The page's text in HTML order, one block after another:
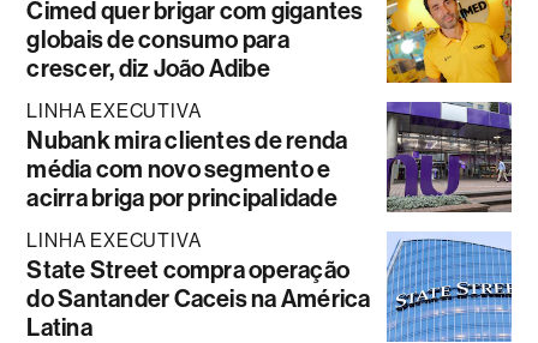
Cimed quer brigar com gigantes
globais de consumo para
crescer, diz João Adibe
LINHA EXECUTIVA
Nubank mira clientes de renda
média com novo segmento e
acirra briga por principalidade
LINHA EXECUTIVA
State Street compra operação
do Santander Caceis na América
Latina